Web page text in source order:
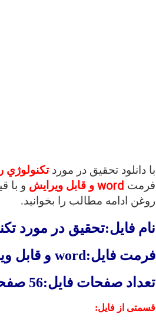
با دانلود تحقیق در مورد تكنولوژي
فرمت word و قابل ویرایش و با
روغن ادامه مطالب را بخوانید.
نام فایل:تحقیق در مورد
فرمت فایل:word و قابل
تعداد صفحات فایل:56 صفحه
قسمتی از فایل: